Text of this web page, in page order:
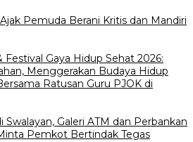
Pemuda Berani Kritis dan Mandiri
Festival Gaya Hidup Sehat 2026:
Menggerakan Budaya Hidup
Ratusan Guru PJOK di
Swalayan, Galeri ATM dan Perbankan
Pemkot Bertindak Tegas